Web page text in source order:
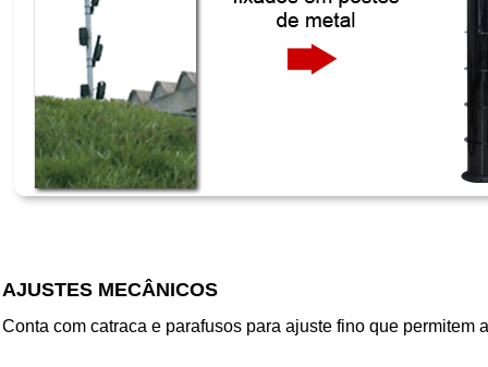
AJUSTES MECÂNICOS
Conta com catraca e parafusos para ajuste fino que